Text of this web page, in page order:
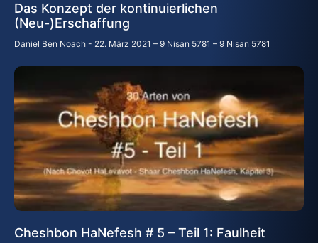
Das Konzept der kontinuierlichen
(Neu-)Erschaffung
Daniel Ben Noach 22. März 2021 – 9 Nisan 5781 – 9 Nisan 5781
Cheshbon HaNefesh # 5 – Teil 1: Faulheit